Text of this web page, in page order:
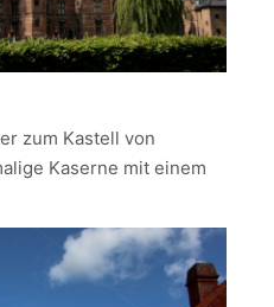
zum Kastell von
Kaserne mit einem